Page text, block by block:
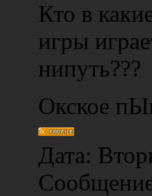
Кто в
игры
нипуть???
Окское
Дата: